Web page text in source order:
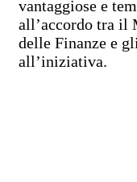
vantaggiose e
all’accordo tra il
delle Finanze e
all’iniziativa.